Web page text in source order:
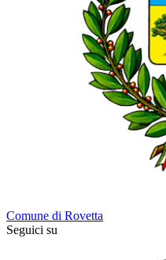
Comune di Rovetta
Seguici su